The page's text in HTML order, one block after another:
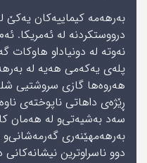
بەرھەمە کیماییەکان یەکێ
درووستکردنە لە ئەمریکا.
نەوتە لە دونیادا‌و ھاوکات
پلەی یەکەمی ھەیە لە
ھەروەھا گازی سروشتیی
ڕێژەی داھاتی ناپوختەی
سەد بەشیەتی‌و لە ھەمان
بەرھەمھێنەری گەرمەشانی‌و
دوو ناسراوترین نیشانەکانی